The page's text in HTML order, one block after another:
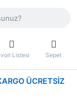
Listesi Sepet
ÜCRETSIZ